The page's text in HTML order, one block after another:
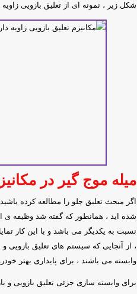
شکل زیر ، نمونه ای از تعلیق بازویی
میله موج گیر در
اگر مبحث تعلیق جلو را مطالعه کرده
شده اید ، همانطور که گفته شد وظیفه ی
نسبت به یکدیگر می باشد و با این کار
، از آنجایی که سیستم های تعلیق بازویی
وابسته می باشند ، برای پایداری بهتر
برای وابسته سازی جزئی تعلیق بازویی و